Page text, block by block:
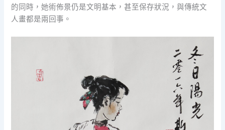
的同時，她術佈景仍是文明基本，甚至保存狀況，與傳統文
人畫都是兩回事。